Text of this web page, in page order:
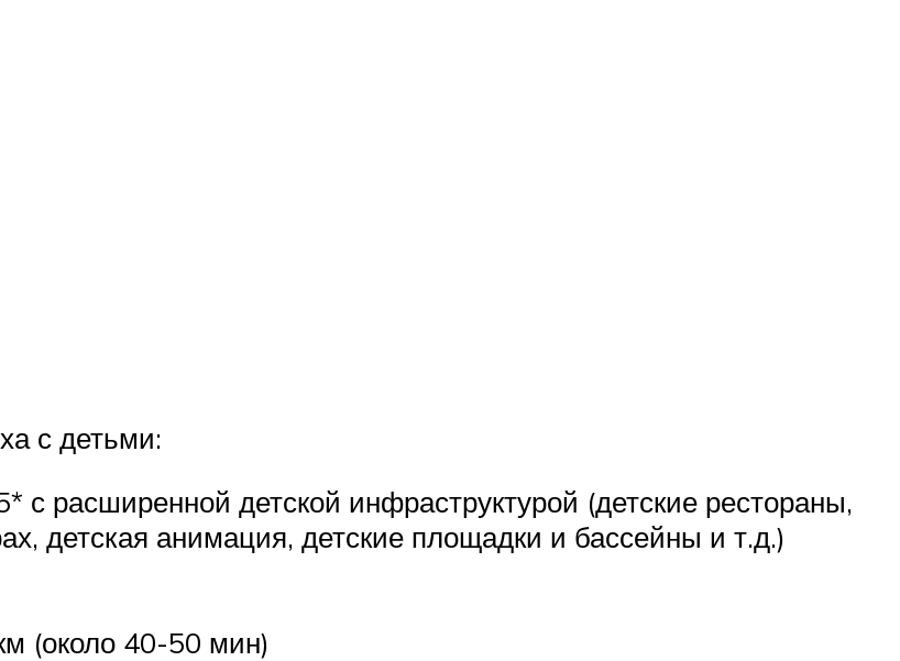
с детьми:
с расширенной детской инфраструктурой (детские рестораны,
детская анимация, детские площадки и бассейны и т.д.)
(около 40-50 мин)